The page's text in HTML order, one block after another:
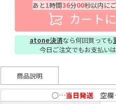
あと1時間35分59秒以内に
カート
atone決済なら何回買っても
今日ご注文でもお支払いは
商品説明
○…当日発送 空欄